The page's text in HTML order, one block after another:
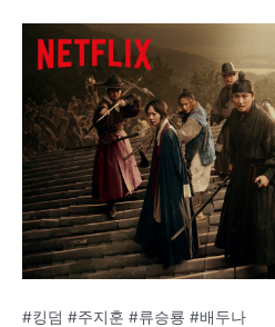
#킹덤 #주지훈 #류승룡 #배두나